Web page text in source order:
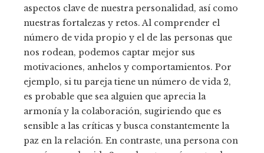
aspectos clave de nuestra personalidad, así como
nuestras fortalezas y retos. Al comprender el
número de vida propio y el de las personas que
nos rodean, podemos captar mejor sus
motivaciones, anhelos y comportamientos. Por
ejemplo, si tu pareja tiene un número de vida 2,
es probable que sea alguien que aprecia la
armonía y la colaboración, sugiriendo que es
sensible a las críticas y busca constantemente la
paz en la relación. En contraste, una persona con